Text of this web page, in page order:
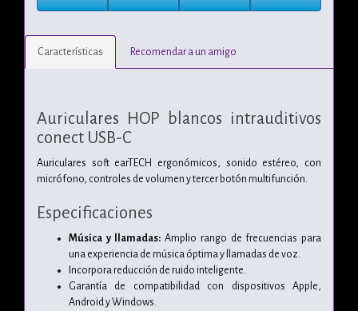
Características Recomendar a un amigo
Auriculares HOP blancos intrauditivos
conect USB-C
Auriculares soft earTECH ergonómicos, sonido estéreo, con
micrófono, controles de volumen y tercer botón multifunción.
Especificaciones
Música y llamadas: Amplio rango de frecuencias para
una experiencia de música óptima y llamadas de voz.
Incorpora reducción de ruido inteligente.
Garantía de compatibilidad con dispositivos Apple,
Android y Windows.